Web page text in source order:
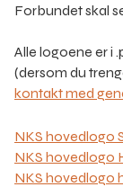
Forbundet skal
Alle logoene er i
(dersom du
kontakt med
NKS hovedlogo
NKS hovedlogo
NKS hovedlogo